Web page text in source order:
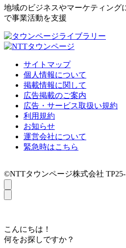
地域のビジネスやマーケティング
で事業活動を支援
サイトマップ
個人情報について
掲載情報に関して
広告掲載のご案内
広告・サービス取扱い規約
利用規約
お知らせ
運営会社について
緊急時はこちら
©NTTタウンページ株式会社 TP25-
こんにちは！
何をお探しですか？